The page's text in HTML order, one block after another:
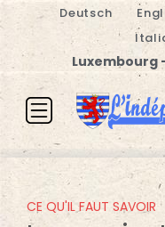
Deutsch
Luxembourg
CULTURE